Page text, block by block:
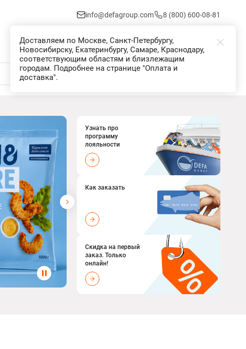
info@defagroup.com 8 (800) 600-08-81
Избранное Корзина Войти
Узнать про
программу
лояльности
Как заказать
Скидка на первый
заказ. Только
онлайн!
Доставляем по Москве, Санкт-Петербургу,
Новосибирску, Екатеринбургу, Самаре, Краснодару,
соответствующим областям и близлежащим
городам. Подробнее на странице "Оплата и
доставка".